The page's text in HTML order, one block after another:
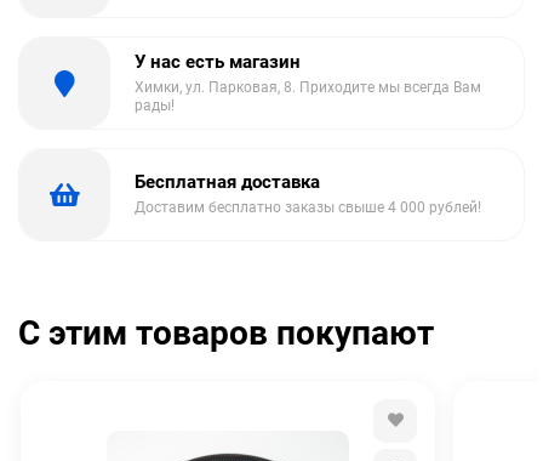
У нас есть магазин
Химки, ул. Парковая, 8. Приходите мы всегда Вам
рады!
Бесплатная доставка
Доставим бесплатно заказы свыше 4 000 рублей!
С этим товаров покупают